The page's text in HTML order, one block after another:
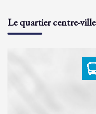
Le quartier centre-ville